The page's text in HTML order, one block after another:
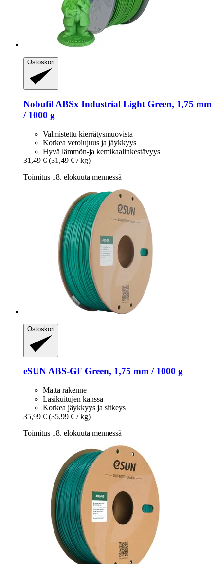
Ostoskori
Nobufil ABSx Industrial Light Green, 1,75 mm
/ 1000 g
Valmistettu kierrätysmuovista
Korkea vetolujuus ja jäykkyys
Hyvä lämmön-ja kemikaalinkestävyys
31,49 € (31,49 € / kg)
Toimitus 18. elokuuta mennessä
Ostoskori
eSUNABS-​GF Green, 1,75 mm / 1000 g
Matta rakenne
Lasikuitujen kanssa
Korkea jäykkyys ja sitkeys
35,99 € (35,99 € / kg)
Toimitus 18. elokuuta mennessä